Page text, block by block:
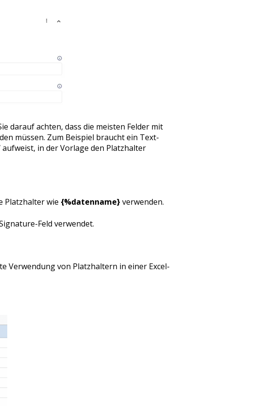
darauf achten, dass die meisten Felder mit
müssen. Zum Beispiel braucht ein Text-
aufweist, in der Vorlage den Platzhalter
Platzhalter wie {%datenname} verwenden.
Feld verwendet.
Verwendung von Platzhaltern in einer Excel-